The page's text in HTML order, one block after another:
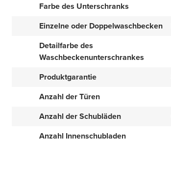
Farbe des Unterschranks
Einzelne oder Doppelwaschbecken
Detailfarbe des
Waschbeckenunterschrankes
Produktgarantie
Anzahl der Türen
Anzahl der Schubläden
Anzahl Innenschubladen